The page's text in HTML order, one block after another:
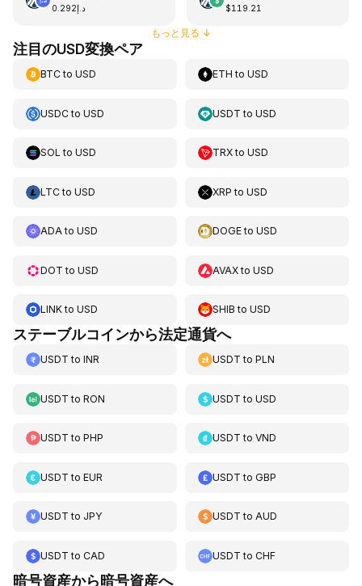
د.إ0.292 $119.21
もっと見る ↓
注目のUSD変換ペア
BTCto USD ETH toUSD
USDCto USD USDT toUSD
SOL to USD TRXtoUSD
LTCto USD XRP toUSD
ADAto USD DOGEtoUSD
DOT to USD AVAXtoUSD
LINKto USD SHIB toUSD
ステーブルコインから法定通貨へ
USDT to INR USDT toPLN
USDT to RON USDT toUSD
USDT to PHP USDT toVND
USDT to EUR USDT toGBP
USDT to JPY USDT toAUD
USDT to CAD USDT toCHF
暗号資産から暗号資産へ